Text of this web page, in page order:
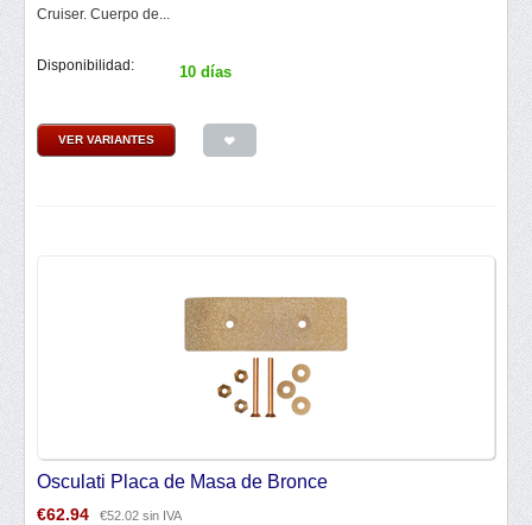
Cruiser. Cuerpo de...
Disponibilidad: 10 días
VER VARIANTES
Osculati Placa de Masa de Bronce
€62.94 €52.02 sin IVA